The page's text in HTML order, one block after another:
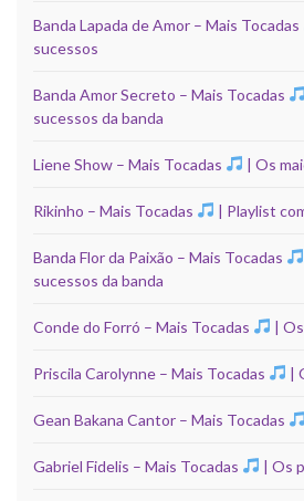
Banda Lapada de Amor – Mais Tocadas
sucessos
Banda Amor Secreto – Mais Tocadas
sucessos da banda
Liene Show – Mais Tocadas | Os
Rikinho – Mais Tocadas | Playlist
Banda Flor da Paixão – Mais Tocadas
sucessos da banda
Conde do Forró – Mais Tocadas |
Priscila Carolynne – Mais Tocadas |
Gean Bakana Cantor – Mais Tocadas
Gabriel Fidelis – Mais Tocadas | Os